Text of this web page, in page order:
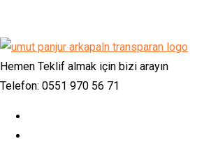
Hemen Teklif almak için bizi arayın
Telefon: 0551 970 56 71